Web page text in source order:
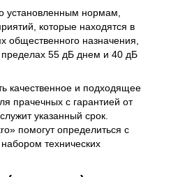
установленным нормам,
которые находятся в
общественного назначения,
пределах 55 дБ днем и 40 дБ
качественное и подходящее
прачечных с гарантией от
указанный срок.
помогут определиться с
технических